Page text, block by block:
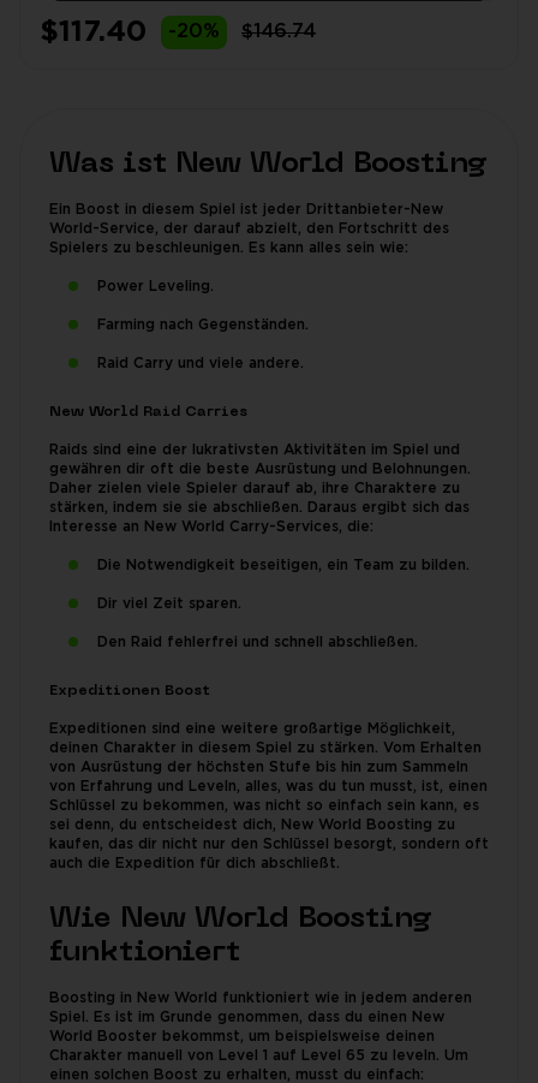
$117.40 -20% $146.74
Was ist New World Boosting
Ein Boost in diesem Spiel ist jeder Drittanbieter-New
World-Service, der darauf abzielt, den Fortschritt des
Spielers zu beschleunigen. Es kann alles sein wie:
Power Leveling.
Farming nach Gegenständen.
Raid Carry und viele andere.
New World Raid Carries
Raids sind eine der lukrativsten Aktivitäten im Spiel und
gewähren dir oft die beste Ausrüstung und Belohnungen.
Daher zielen viele Spieler darauf ab, ihre Charaktere zu
stärken, indem sie sie abschließen. Daraus ergibt sich das
Interesse an New World Carry-Services, die:
Die Notwendigkeit beseitigen, ein Team zu bilden.
Dir viel Zeit sparen.
Den Raid fehlerfrei und schnell abschließen.
Expeditionen Boost
Expeditionen sind eine weitere großartige Möglichkeit,
deinen Charakter in diesem Spiel zu stärken. Vom Erhalten
von Ausrüstung der höchsten Stufe bis hin zum Sammeln
von Erfahrung und Leveln, alles, was du tun musst, ist, einen
Schlüssel zu bekommen, was nicht so einfach sein kann, es
sei denn, du entscheidest dich, New World Boosting zu
kaufen, das dir nicht nur den Schlüssel besorgt, sondern oft
auch die Expedition für dich abschließt.
Wie New World Boosting
funktioniert
Boosting in New World funktioniert wie in jedem anderen
Spiel. Es ist im Grunde genommen, dass du einen New
World Booster bekommst, um beispielsweise deinen
Charakter manuell von Level 1 auf Level 65 zu leveln. Um
einen solchen Boost zu erhalten, musst du einfach: